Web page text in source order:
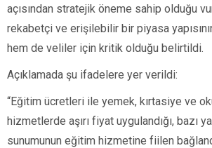
açısından stratejik öneme sahip olduğu
rekabetçi ve erişilebilir bir piyasa
hem de veliler için kritik olduğu belirtildi.
Açıklamada şu ifadelere yer verildi:
“Eğitim ücretleri ile yemek, kırtasiye ve
hizmetlerde aşırı fiyat uygulandığı, bazı
sunumunun eğitim hizmetine fiilen